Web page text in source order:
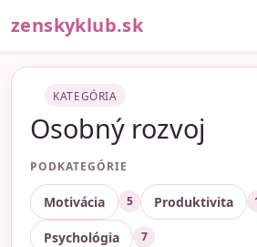
zenskyklub.sk
KATEGÓRIA
Osobný rozvoj
PODKATEGÓRIE
Motivácia 5 Produktivita
Psychológia 7